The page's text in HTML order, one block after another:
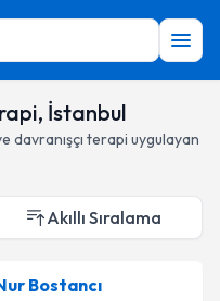
İstanbul
davranışçı terapi uygulayan
Akıllı Sıralama
Bostancı